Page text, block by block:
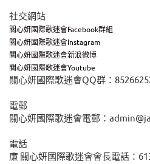
社交網站
關心妍國際歌迷會Facebook群組
關心妍國際歌迷會Instagram
關心妍國際歌迷會新浪微博
關心妍國際歌迷會Youtube
關心妍國際歌迷會QQ群：
電郵
關心妍國際歌迷會電郵：
電話
廉 關心妍國際歌迷會會長電話：